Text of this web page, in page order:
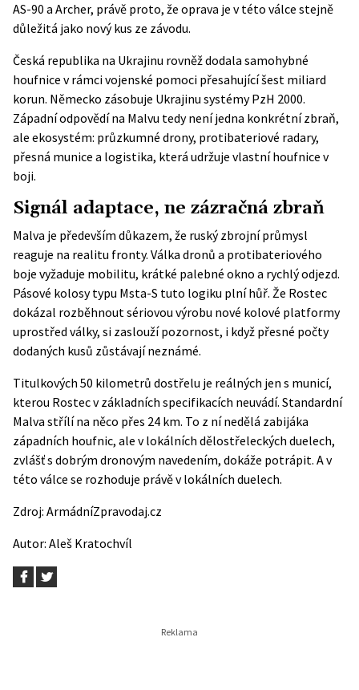
AS-90 a Archer, právě proto, že oprava je v této válce stejně
důležitá jako nový kus ze závodu.
Česká republika na Ukrajinu rovněž dodala samohybné
houfnice v rámci vojenské pomoci přesahující šest miliard
korun. Německo zásobuje Ukrajinu systémy PzH 2000.
Západní odpovědí na Malvu tedy není jedna konkrétní zbraň,
ale ekosystém: průzkumné drony, protibateriové radary,
přesná munice a logistika, která udržuje vlastní houfnice v
boji.
Signál adaptace, ne zázračná zbraň
Malva je především důkazem, že ruský zbrojní průmysl
reaguje na realitu fronty. Válka dronů a protibateriového
boje vyžaduje mobilitu, krátké palebné okno a rychlý odjezd.
Pásové kolosy typu Msta-S tuto logiku plní hůř. Že Rostec
dokázal rozběhnout sériovou výrobu nové kolové platformy
uprostřed války, si zaslouží pozornost, i když přesné počty
dodaných kusů zůstávají neznámé.
Titulkových 50 kilometrů dostřelu je reálných jen s municí,
kterou Rostec v základních specifikacích neuvádí. Standardní
Malva střílí na něco přes 24 km. To z ní nedělá zabijáka
západních houfnic, ale v lokálních dělostřeleckých duelech,
zvlášť s dobrým dronovým navedením, dokáže potrápit. A v
této válce se rozhoduje právě v lokálních duelech.
Zdroj: ArmádníZpravodaj.cz
Autor: Aleš Kratochvíl